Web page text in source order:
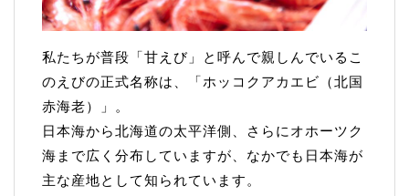
私たちが普段「甘えび」と呼んで親しんでいるこ
のえびの正式名称は、「ホッコクアカエビ（北国
赤海老）」。
日本海から北海道の太平洋側、さらにオホーツク
海まで広く分布していますが、なかでも日本海が
主な産地として知られています。